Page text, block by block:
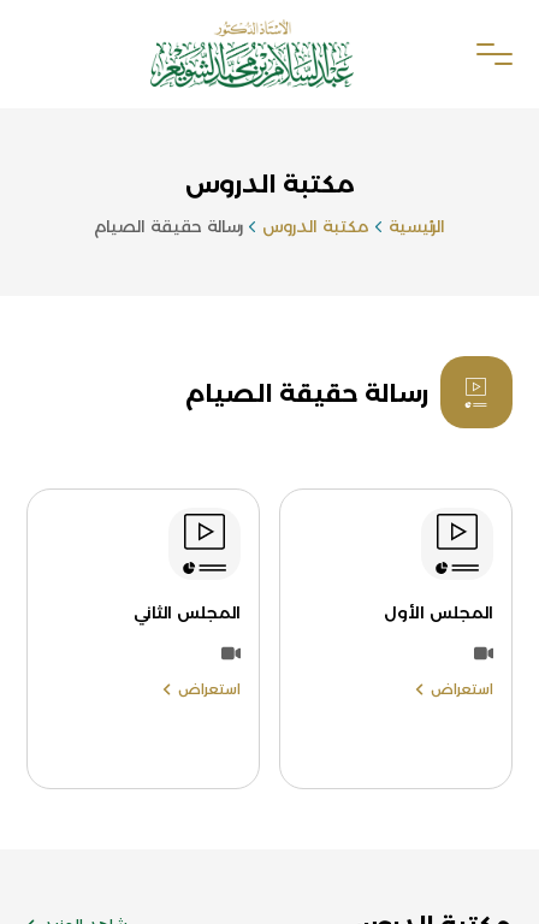
مكتبة الدروس
الرئيسية مكتبة الدروس رسالة حقيقة الصيام
رسالة حقيقة الصيام
المجلس الأول
استعراض
المجلس الثاني
استعراض